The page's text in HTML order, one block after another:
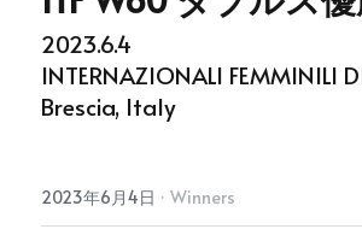
2023.6.4
INTERNAZIONALI FEMMINILI
Brescia, Italy
2023年6月4日 · Winners